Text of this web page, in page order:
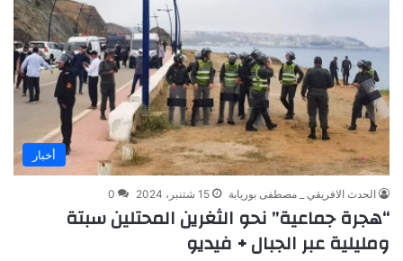
أخبار
الحدث الافريقي _ مصطفى بوريابة 15 شتنبر، 2024 0
“هجرة جماعية” نحو الثغرين المحتلين سبتة
ومليلية عبر الجبال + فيديو